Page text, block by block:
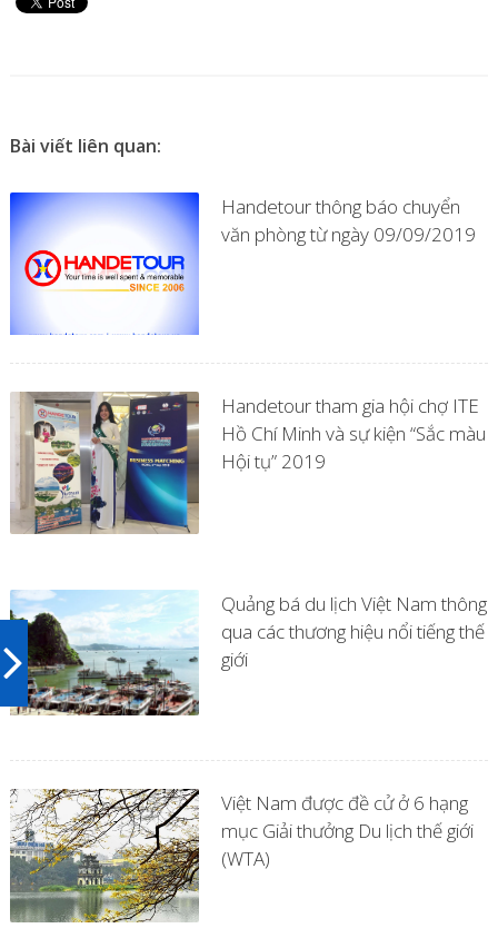
Bài viết liên quan:
Handetour thông báo chuyển
văn phòng từ ngày 09/09/2019
Handetour tham gia hội chợ ITE
Hồ Chí Minh và sự kiện “Sắc màu
Hội tụ” 2019
Quảng bá du lịch Việt Nam thông
qua các thương hiệu nổi tiếng thế
giới
Việt Nam được đề cử ở 6 hạng
mục Giải thưởng Du lịch thế giới
(WTA)